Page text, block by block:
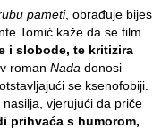
pameti, obrađuje bijes
Tomić kaže da se film
i slobode, te kritizira
roman Nada donosi
se ksenofobiji.
vjerujući da priče
prihvaća s humorom,